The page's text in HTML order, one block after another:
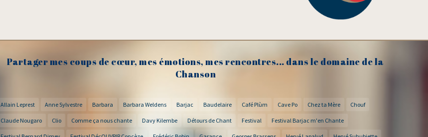
Partager mes coups de cœur, mes émotions, mes rencontres... dans le domaine de la
Chanson
Allain Leprest Anne Sylvestre Barbara Barbara Weldens Barjac Baudelaire Café Plùm Cave Po Chez ta Mère Chouf
Claude Nougaro Clio Comme ça nous chante Davy Kilembe Détours de Chant Festival Festival Barjac m'en Chante